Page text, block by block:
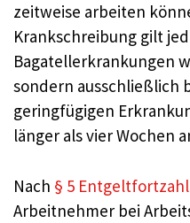
zeitweise arbeiten
Krankschreibung gilt
Bagatellerkrankungen
sondern ausschließlich
geringfügigen
länger als vier Wochen
Nach § 5
Arbeitnehmer bei